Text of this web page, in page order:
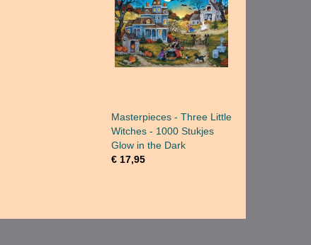
Masterpieces - Three Little
Witches - 1000 Stukjes
Glow in the Dark
€ 17,95